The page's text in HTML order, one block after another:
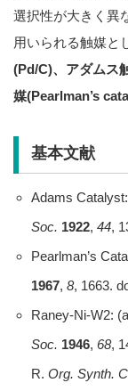
選択性が大きく異
用いられる触媒と
(Pd/C)、アダムス
媒(Pearlman’s
基本文献
Adams
Soc. 1922, 44,
Pearlman’s
1967, 8, 1663.
Raney-Ni-W2:
Soc. 1946, 68,
R. Org. Synth.